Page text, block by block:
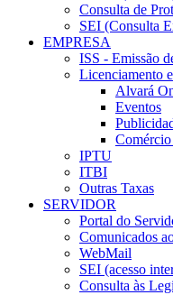
Consulta de
SEI (Consulta
EMPRESA
ISS - Emissão
Licenciamento
Alvará
Eventos
IPTU
ITBI
Outras Taxas
SERVIDOR
Portal do
Comunicados
WebMail
SEI (acesso
Consulta às